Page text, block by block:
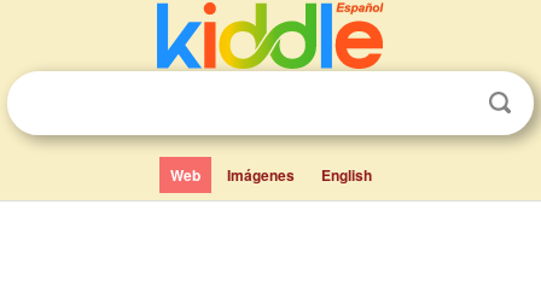
Web Imágenes English